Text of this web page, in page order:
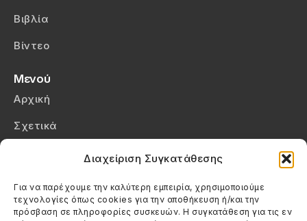
Διαχείριση Συγκατάθεσης
Για να παρέχουμε την καλύτερη εμπειρία, χρησιμοποιούμε
τεχνολογίες όπως cookies για την αποθήκευση ή/και την
πρόσβαση σε πληροφορίες συσκευών. Η συγκατάθεση για τις εν
Βιβλία
Βίντεο
Μενού
Αρχική
Σχετικά
Πολιτική Cookies (ΕΕ)